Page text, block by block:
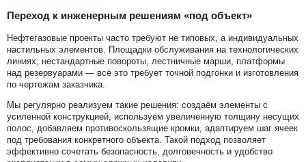
Переход к инженерным решениям «под объект»
Нефтегазовые проекты часто требуют не типовых, а индивидуальных
настильных элементов. Площадки обслуживания на технологических
линиях, нестандартные повороты, лестничные марши, платформы
над резервуарами — всё это требует точной подгонки и изготовления
по чертежам заказчика.
Мы регулярно реализуем такие решения: создаём элементы с
усиленной конструкцией, используем увеличенную толщину несущих
полос, добавляем противоскользящие кромки, адаптируем шаг ячеек
под требования конкретного объекта. Такой подход позволяет
эффективно сочетать безопасность, долговечность и удобство